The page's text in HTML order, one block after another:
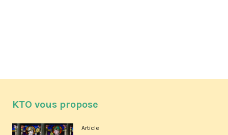
KTO vous propose
Article